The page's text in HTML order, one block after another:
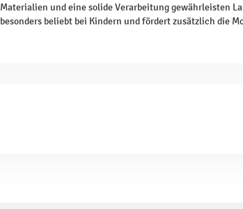
Materialien und eine solide Verarbeitung gewährleisten
besonders beliebt bei Kindern und fördert zusätzlich die